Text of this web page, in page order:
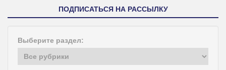
ПОДПИСАТЬСЯ НА РАССЫЛКУ
Выберите раздел: